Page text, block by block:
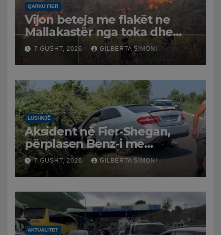
QARKU FIER
Vijon beteja me flakët ne
Mallakastër nga toka dhe
nga ajri me dy helikopterë.
7 GUSHT, 2026 GILBERTA SIMONI
LUSHNJË
Aksident në Fier-Shegan,
përplasen Benz-i me
furgonin, plagoset një i
moshuar
7 GUSHT, 2026 GILBERTA SIMONI
AKTUALITET